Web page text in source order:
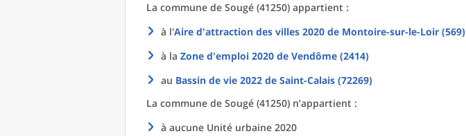
La commune de Sougé (41250) appartient :
à l'Aire d'attraction des villes 2020 de Montoire-sur-le-Loir (569)
à la Zone d'emploi 2020 de Vendôme (2414)
au Bassin de vie 2022 de Saint-Calais (72269)
La commune de Sougé (41250) n’appartient :
à aucune Unité urbaine 2020